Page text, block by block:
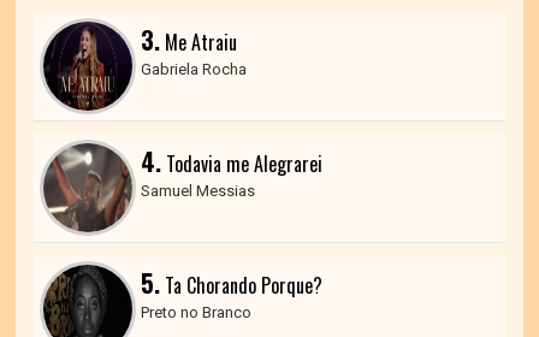
3. Me Atraiu
Gabriela Rocha
4. Todavia me Alegrarei
Samuel Messias
5. Ta Chorando Porque?
Preto no Branco